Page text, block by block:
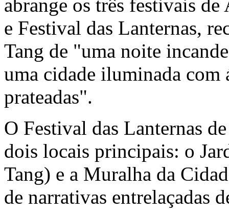
abrange os três festivais
e Festival das Lanternas,
Tang de "uma noite
uma cidade iluminada com
prateadas".
O Festival das Lanternas
dois locais principais: o
Tang) e a Muralha da
de narrativas entrelaçadas